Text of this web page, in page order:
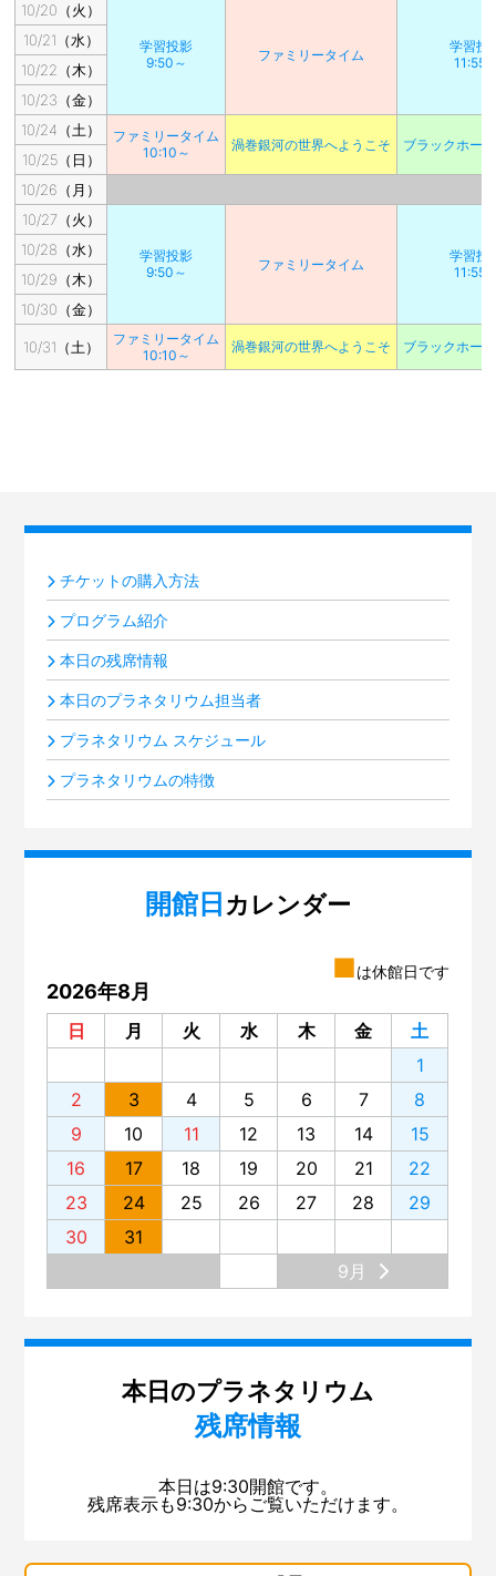
10/20（火）
学習投影
9:50～
ファミリータイム
学習投
11:55
10/21（水）
10/22（木）
10/23（金）
10/24（土）
ファミリータイム
10:10～
渦巻銀河の世界へようこそ ブラックホー
10/25（日）
10/26（月）
10/27（火）
学習投影
9:50～
ファミリータイム
学習投
11:55
10/28（水）
10/29（木）
10/30（金）
10/31（土）
ファミリータイム
10:10～
渦巻銀河の世界へようこそ ブラックホー
チケットの購入方法
プログラム紹介
本日の残席情報
本日のプラネタリウム担当者
プラネタリウム スケジュール
プラネタリウムの特徴
開館日 カレンダー
■は休館日です
2026年8月
日 月 火 水 木 金
土
1
2
3 4 5 6 7
8
9
10 11 12 13 14
15
16
17 18 19 20 21
22
23
24 25 26 27 28
29
30
31
9月
本日のプラネタリウム
残席情報
本日は9:30開館です。
残席表示も9:30からご覧いただけます。